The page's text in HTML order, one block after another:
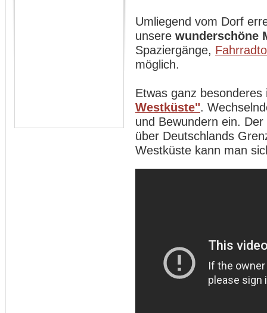
Umliegend vom Dorf
unsere wunderschöne
Spaziergänge,
möglich.
Etwas ganz
Westküste".
und Bewundern ein.
über Deutschlands
Westküste kann man